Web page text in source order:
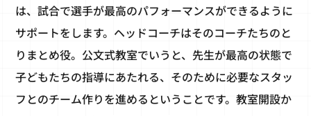
は、試合で選手が最高のパフォーマンスができるように
サポートをします。ヘッドコーチはそのコーチたちのと
りまとめ役。公文式教室でいうと、先生が最高の状態で
子どもたちの指導にあたれる、そのために必要なスタッ
フとのチーム作りを進めるということです。教室開設か